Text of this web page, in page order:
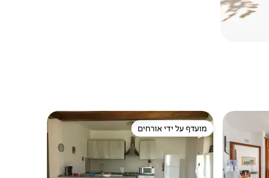
מועדף על ידי אורחים
מועדף על ידי אורחים